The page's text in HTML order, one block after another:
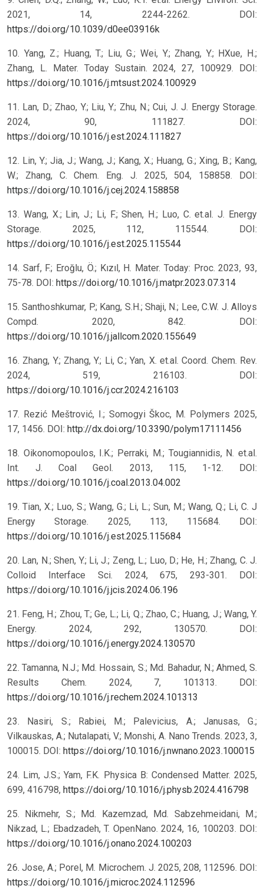
2021, 14, 2244-2262. DOI:
https://doi.org/10.1039/d0ee03916k
10. Yang, Z.; Huang, T.; Liu, G.; Wei, Y.; Zhang, Y.; HXue, H.;
Zhang, L. Mater. Today Sustain. 2024, 27, 100929. DOI:
https://doi.org/10.1016/j.mtsust.2024.100929
11. Lan, D.; Zhao, Y.; Liu, Y.; Zhu, N.; Cui, J. J. Energy Storage.
2024, 90, 111827. DOI:
https://doi.org/10.1016/j.est.2024.111827
12. Lin, Y.; Jia, J.; Wang, J.; Kang, X.; Huang, G.; Xing, B.; Kang,
W.; Zhang, C. Chem. Eng. J. 2025, 504, 158858. DOI:
https://doi.org/10.1016/j.cej.2024.158858
13. Wang, X.; Lin, J.; Li, F.; Shen, H.; Luo, C. et.al. J. Energy
Storage. 2025, 112, 115544. DOI:
https://doi.org/10.1016/j.est.2025.115544
14. Sarf, F.; Eroğlu, Ö.; Kızıl, H. Mater. Today: Proc. 2023, 93,
75-78. DOI: https://doi.org/10.1016/j.matpr.2023.07.314
15. Santhoshkumar, P.; Kang, S.H.; Shaji, N.; Lee, C.W. J. Alloys
Compd. 2020, 842. DOI:
https://doi.org/10.1016/j.jallcom.2020.155649
16. Zhang, Y.; Zhang, Y.; Li, C.; Yan, X. et.al. Coord. Chem. Rev.
2024, 519, 216103. DOI:
https://doi.org/10.1016/j.ccr.2024.216103
17. Rezić Meštrović, I.; Somogyi Škoc, M. Polymers 2025,
17, 1456. DOI: http://dx.doi.org/10.3390/polym17111456
18. Oikonomopoulos, I.K.; Perraki, M.; Tougiannidis, N. et.al.
Int. J. Coal Geol. 2013, 115, 1-12. DOI:
https://doi.org/10.1016/j.coal.2013.04.002
19. Tian, X.; Luo, S.; Wang, G.; Li, L.; Sun, M.; Wang, Q.; Li, C. J
Energy Storage. 2025, 113, 115684. DOI:
https://doi.org/10.1016/j.est.2025.115684
20. Lan, N.; Shen, Y.; Li, J.; Zeng, L.; Luo, D.; He, H.; Zhang, C. J.
Colloid Interface Sci. 2024, 675, 293-301. DOI:
https://doi.org/10.1016/j.jcis.2024.06.196
21. Feng, H.; Zhou, T.; Ge, L.; Li, Q.; Zhao, C.; Huang, J.; Wang, Y.
Energy. 2024, 292, 130570. DOI:
https://doi.org/10.1016/j.energy.2024.130570
22. Tamanna, N.J.; Md. Hossain, S.; Md. Bahadur, N.; Ahmed, S.
Results Chem. 2024, 7, 101313. DOI:
https://doi.org/10.1016/j.rechem.2024.101313
23. Nasiri, S.; Rabiei, M.; Palevicius, A.; Janusas, G.;
Vilkauskas, A.; Nutalapati, V.; Monshi, A. Nano Trends. 2023, 3,
100015. DOI: https://doi.org/10.1016/j.nwnano.2023.100015
24. Lim, J.S.; Yam, F.K. Physica B: Condensed Matter. 2025,
699, 416798, https://doi.org/10.1016/j.physb.2024.416798
25. Nikmehr, S.; Md. Kazemzad, Md. Sabzehmeidani, M.;
Nikzad, L.; Ebadzadeh, T. OpenNano. 2024, 16, 100203. DOI:
https://doi.org/10.1016/j.onano.2024.100203
26. Jose, A.; Porel, M. Microchem. J. 2025, 208, 112596. DOI:
https://doi.org/10.1016/j.microc.2024.112596